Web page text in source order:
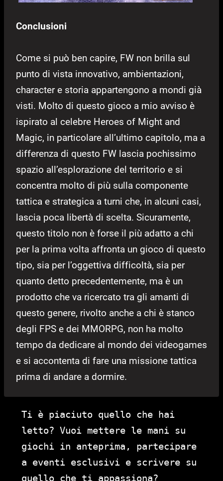
Conclusioni
Come si può ben capire, FW non brilla sul
punto di vista innovativo, ambientazioni,
character e storia appartengono a mondi già
visti. Molto di questo gioco a mio avviso è
ispirato al celebre Heroes of Might and
Magic, in particolare all’ultimo capitolo, ma a
differenza di questo FW lascia pochissimo
spazio all’esplorazione del territorio e si
concentra molto di più sulla componente
tattica e strategica a turni che, in alcuni casi,
lascia poca libertà di scelta. Sicuramente,
questo titolo non è forse il più adatto a chi
per la prima volta affronta un gioco di questo
tipo, sia per l’oggettiva difficoltà, sia per
quanto detto precedentemente, ma è un
prodotto che va ricercato tra gli amanti di
questo genere, rivolto anche a chi è stanco
degli FPS e dei MMORPG, non ha molto
tempo da dedicare al mondo dei videogames
e si accontenta di fare una missione tattica
prima di andare a dormire.
Ti è piaciuto quello che hai
letto? Vuoi mettere le mani su
giochi in anteprima, partecipare
a eventi esclusivi e scrivere su
quello che ti appassiona?